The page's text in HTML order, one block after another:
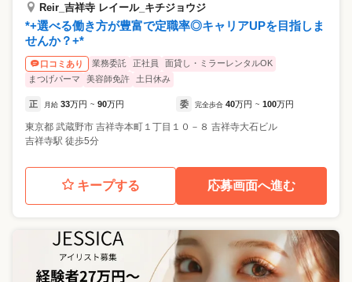
Reir_吉祥寺 レイール_キチジョウジ
*+選べる働き方が豊富で定職率◎キャリアUPを目指しま
せんか？+*
口コミあり 業務委託 正社員
面貸し・ミラーレンタルOK
まつげパーマ
美容師免許 土日休み
正 月給 33万円 ~ 90万円 委 完全歩合 40万円 ~ 100万円
東京都 武蔵野市 吉祥寺本町１丁目１０－８ 吉祥寺大石ビル
吉祥寺駅 徒歩5分
キープする 応募画面へ進む